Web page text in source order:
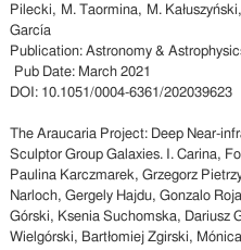
Pilecki, M. Taormina, M.
García
Publication: Astronomy &
Pub Date: March 2021
DOI: 10.1051/0004-6361/202039623
The Araucaria Project: Deep Near-
Sculptor Group Galaxies. I. Carina,
Paulina Karczmarek, Grzegorz
Narloch, Gergely Hajdu, Gonzalo
Górski, Ksenia Suchomska, Dariusz
Wielgórski, Bartłomiej Zgirski,